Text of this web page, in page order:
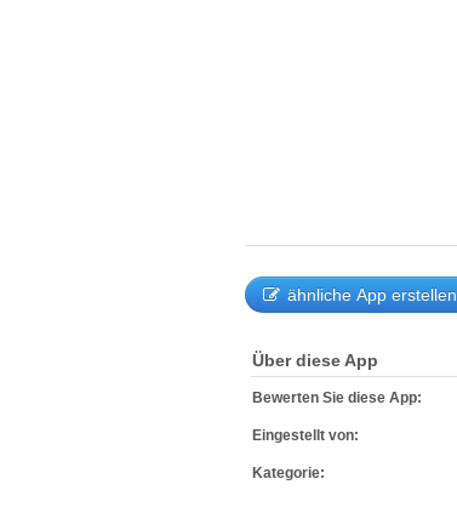
ähnliche App erstellen
Über diese App
Bewerten Sie diese App:
Eingestellt von:
Kategorie: